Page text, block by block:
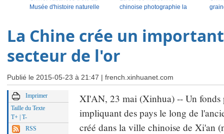
La Chine crée un
secteur de l'or
Publié le 2015-05-23 à 21:47 | french.xinhuanet.com
Imprimer
Taille du Texte
T+ T-
RSS
XI'AN, 23 mai (Xinhua) -- Un fonds
impliquant des pays le long de
créé dans la ville chinoise de Xi'an